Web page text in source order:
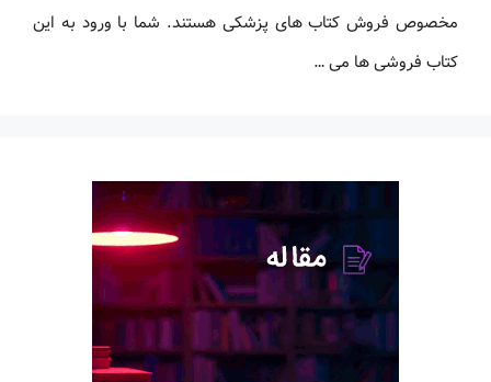
مخصوص فروش کتاب های پزشکی هستند. شما با ورود به این
کتاب فروشی ها می …